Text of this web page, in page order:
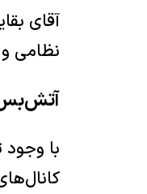
آقای
نظامی
آتش‌بس
با وجود